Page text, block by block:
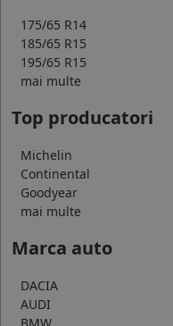
175/65 R14
185/65 R15
195/65 R15
mai multe
Top producatori
Michelin
Continental
Goodyear
mai multe
Marca auto
DACIA
AUDI